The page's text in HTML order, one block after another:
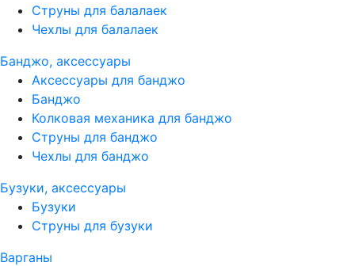
Струны для балалаек
Чехлы для балалаек
Банджо, аксессуары
Аксессуары для банджо
Банджо
Колковая механика для банджо
Струны для банджо
Чехлы для банджо
Бузуки, аксессуары
Бузуки
Струны для бузуки
Варганы